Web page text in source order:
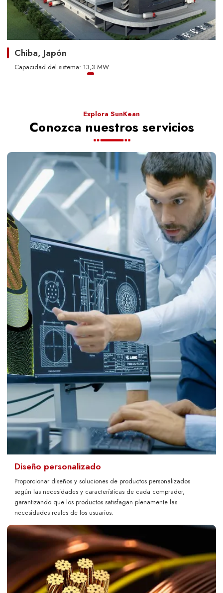
Chiba, Japón
Capacidad del sistema: 13,3 MW
Explora SunKean
Conozca nuestros servicios
Diseño personalizado
Proporcionar diseños y soluciones de productos personalizados
según las necesidades y características de cada comprador,
garantizando que los productos satisfagan plenamente las
necesidades reales de los usuarios.